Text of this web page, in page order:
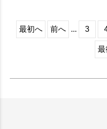
最初へ 前へ ... 3
最